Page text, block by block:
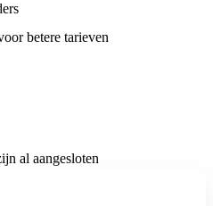
betere tarieven
al aangesloten